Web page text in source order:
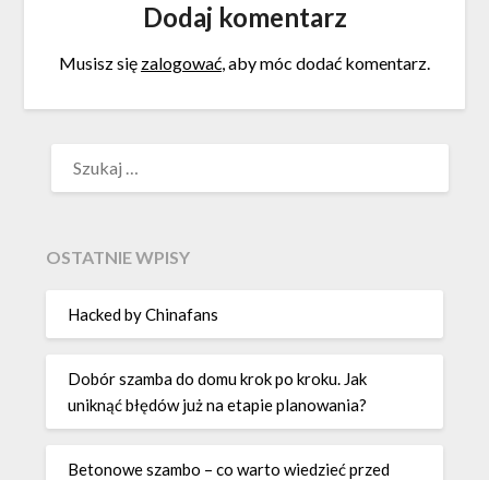
Dodaj komentarz
Musisz się zalogować, aby móc dodać komentarz.
OSTATNIE WPISY
Hacked by Chinafans
Dobór szamba do domu krok po kroku. Jak
uniknąć błędów już na etapie planowania?
Betonowe szambo – co warto wiedzieć przed